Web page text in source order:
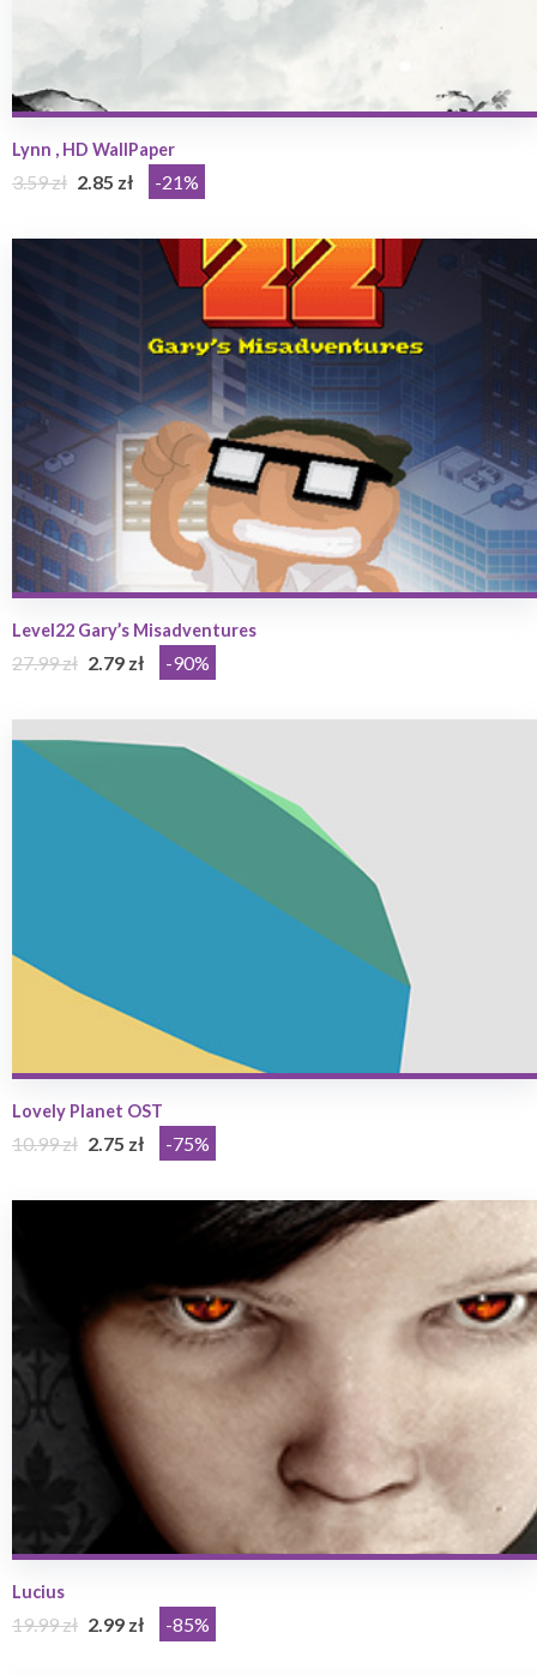
Lynn , HD WallPaper
3.59 zł 2.85 zł -21%
Level22 Gary’s Misadventures
27.99 zł 2.79 zł -90%
Lovely Planet OST
10.99 zł 2.75 zł -75%
Lucius
19.99 zł 2.99 zł -85%